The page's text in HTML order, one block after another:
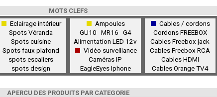
MOTS CLEFS
Eclairage intérieur
Spots Véranda
Spots cuisine
Spots faux plafond
spots escaliers
spots design
Ampoules
GU10
MR16
G4
Alimentation LED 12v
Vidéo surveillance
Caméras IP
EagleEyesIphone
Cables / cordons
Cordons FREEBOX
Cables Freebox jack
Cables Freebox RCA
Cables HDMI
Cables Orange TV4
APERCU DES PRODUITS PAR CATEGORIE